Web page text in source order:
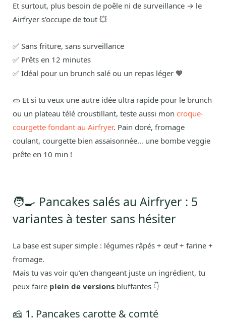
Et surtout, plus besoin de poêle ni de surveillance → le
Airfryer s’occupe de tout 💥
✅ Sans friture, sans surveillance
✅ Prêts en 12 minutes
✅ Idéal pour un brunch salé ou un repas léger 🧡
🥒 Et si tu veux une autre idée ultra rapide pour le brunch
ou un plateau télé croustillant, teste aussi mon croque-
courgette fondant au Airfryer. Pain doré, fromage
coulant, courgette bien assaisonnée… une bombe veggie
prête en 10 min !
🧑‍🍳 Pancakes salés au Airfryer : 5
variantes à tester sans hésiter
La base est super simple : légumes râpés + œuf + farine +
fromage.
Mais tu vas voir qu’en changeant juste un ingrédient, tu
peux faire plein de versions bluffantes 👇
🧀 1. Pancakes carotte & comté